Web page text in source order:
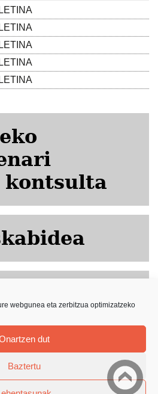
webgunea eta zerbitzua optimizatzeko
dut
Baztertu
kontsulta